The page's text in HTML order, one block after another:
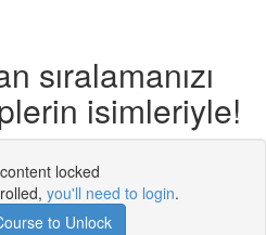
isimleriyle!
locked
you'll need to login.
to Unlock